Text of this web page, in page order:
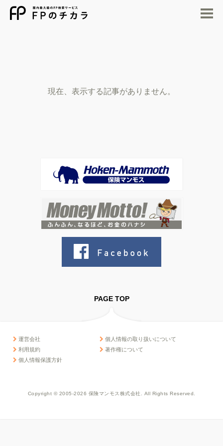
現在、表示する記事がありません。
PAGE TOP
運営会社
利用規約
個人情報保護方針
個人情報の取り扱いについて
著作権について
Copyright © 2005-2026 保険マンモス株式会社. All Rights Reserved.